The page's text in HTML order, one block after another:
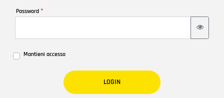
Password *
View
Mantieni accesso